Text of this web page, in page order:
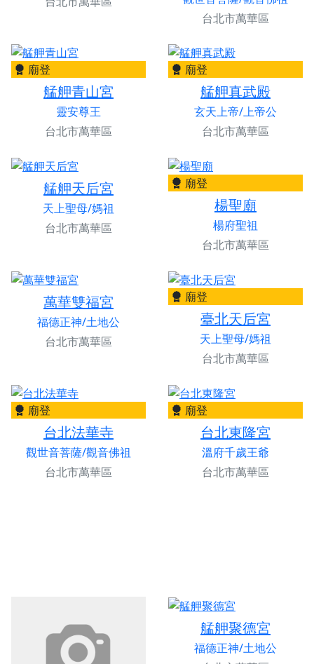
台北市萬華區
廟登
艋舺青山宮
靈安尊王
台北市萬華區
廟登
艋舺真武殿
玄天上帝/上帝公
台北市萬華區
艋舺天后宮
天上聖母/媽祖
台北市萬華區
廟登
楊聖廟
楊府聖祖
台北市萬華區
萬華雙福宮
福德正神/土地公
台北市萬華區
廟登
臺北天后宮
天上聖母/媽祖
台北市萬華區
廟登
台北法華寺
觀世音菩薩/觀音佛祖
台北市萬華區
廟登
台北東隆宮
溫府千歲王爺
台北市萬華區
艋舺聚德宮
福德正神/土地公